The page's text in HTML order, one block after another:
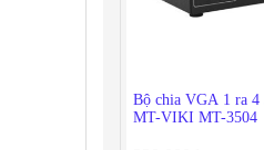
Bộ chia VGA 1 ra 4
MT-VIKI MT-3504